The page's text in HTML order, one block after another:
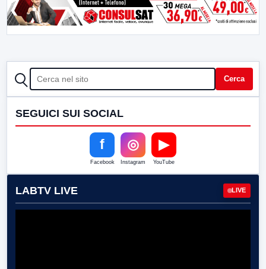
CERCA Cerca
SEGUICI SUI SOCIAL
f
Facebook
◎
Instagram
▶
YouTube
LABTV LIVE LIVE